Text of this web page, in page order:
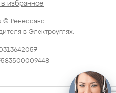
© Ренессанс.
в Электроуглях.
избранное